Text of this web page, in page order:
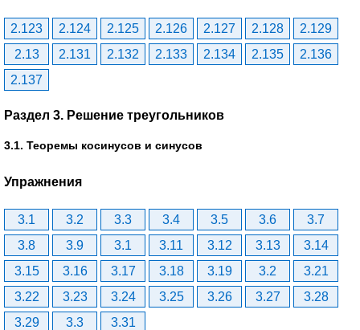
2.123 2.124 2.125 2.126 2.127 2.128
2.129
2.13
2.131 2.132 2.133 2.134 2.135
2.136
2.137
Раздел 3. Решение треугольников
3.1. Теоремы косинусов и синусов
Упражнения
3.1 3.2 3.3 3.4 3.5 3.6
3.7
3.8
3.9 3.1 3.11 3.12 3.13
3.14
3.15
3.16 3.17 3.18 3.19 3.2
3.21
3.22
3.23 3.24 3.25 3.26 3.27
3.28
3.29
3.3 3.31